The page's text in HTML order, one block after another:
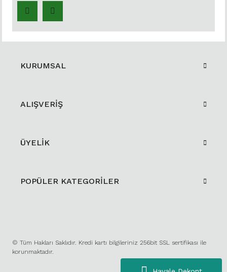
KURUMSAL
ALIŞVERİŞ
ÜYELİK
POPÜLER KATEGORİLER
© Tüm Hakları Saklıdır. Kredi kartı bilgileriniz 256bit SSL sertifikası ile
korunmaktadır.